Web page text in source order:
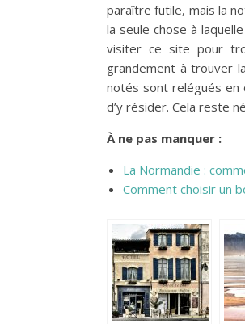
paraître futile, mais la
la seule chose à
visiter ce site pour
grandement à trouver
notés sont relégués en
d’y résider. Cela reste
À ne pas manquer :
La Normandie :
Comment choisir un